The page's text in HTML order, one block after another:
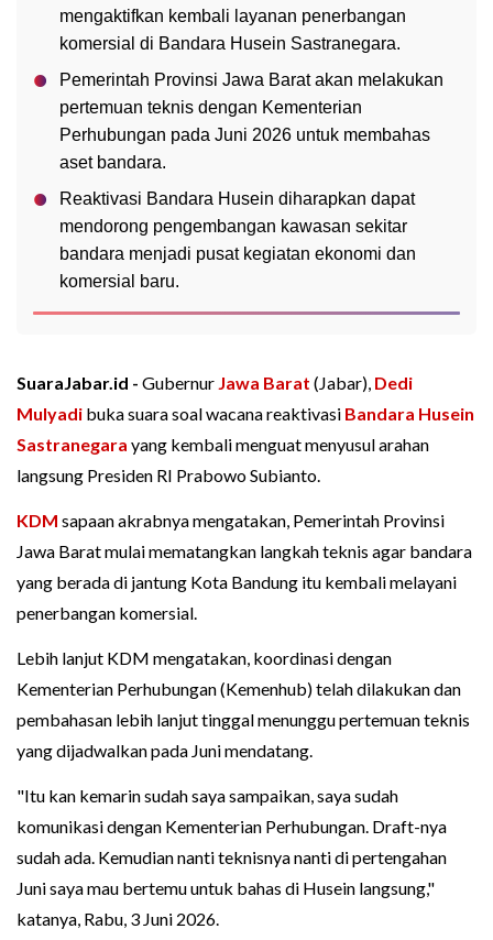
mengaktifkan kembali layanan penerbangan
komersial di Bandara Husein Sastranegara.
Pemerintah Provinsi Jawa Barat akan melakukan
pertemuan teknis dengan Kementerian
Perhubungan pada Juni 2026 untuk membahas
aset bandara.
Reaktivasi Bandara Husein diharapkan dapat
mendorong pengembangan kawasan sekitar
bandara menjadi pusat kegiatan ekonomi dan
komersial baru.
SuaraJabar.id - Gubernur Jawa Barat (Jabar), Dedi
Mulyadi buka suara soal wacana reaktivasi Bandara Husein
Sastranegara yang kembali menguat menyusul arahan
langsung Presiden RI Prabowo Subianto.
KDM sapaan akrabnya mengatakan, Pemerintah Provinsi
Jawa Barat mulai mematangkan langkah teknis agar bandara
yang berada di jantung Kota Bandung itu kembali melayani
penerbangan komersial.
Lebih lanjut KDM mengatakan, koordinasi dengan
Kementerian Perhubungan (Kemenhub) telah dilakukan dan
pembahasan lebih lanjut tinggal menunggu pertemuan teknis
yang dijadwalkan pada Juni mendatang.
"Itu kan kemarin sudah saya sampaikan, saya sudah
komunikasi dengan Kementerian Perhubungan. Draft-nya
sudah ada. Kemudian nanti teknisnya nanti di pertengahan
Juni saya mau bertemu untuk bahas di Husein langsung,"
katanya, Rabu, 3 Juni 2026.